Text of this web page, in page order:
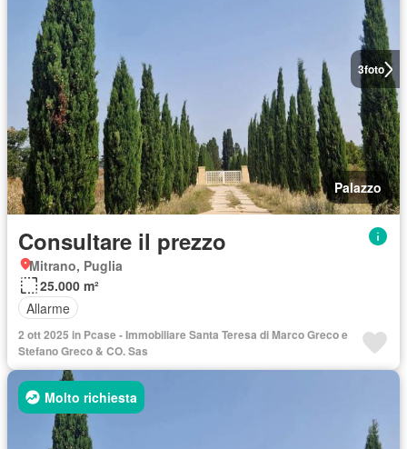
3foto
Palazzo
Consultare il prezzo
Mitrano, Puglia
25.000 m²
Allarme
2 ott 2025 in Pcase - Immobiliare Santa Teresa di Marco Greco e
Stefano Greco & CO. Sas
Molto richiesta